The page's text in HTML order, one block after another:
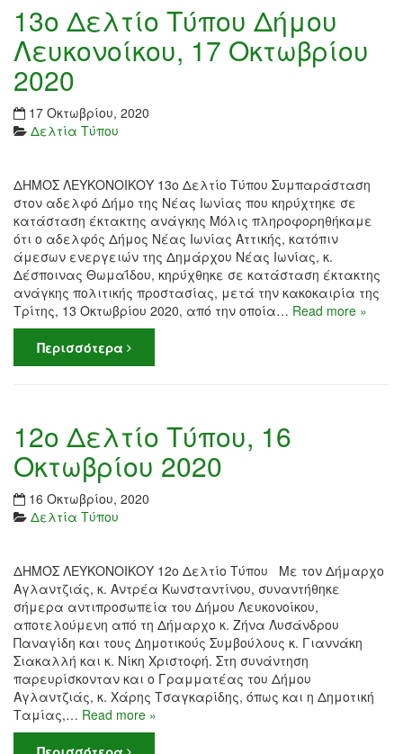
13ο Δελτίο Τύπου Δήμου
Λευκονοίκου, 17 Οκτωβρίου
2020
17 Οκτωβρίου, 2020
Δελτία Τύπου
ΔΗΜΟΣ ΛΕΥΚΟΝΟΙΚΟΥ 13ο Δελτίο Τύπου Συμπαράσταση
στον αδελφό Δήμο της Νέας Ιωνίας που κηρύχτηκε σε
κατάσταση έκτακτης ανάγκης Μόλις πληροφορηθήκαμε
ότι ο αδελφός Δήμος Νέας Ιωνίας Αττικής, κατόπιν
άμεσων ενεργειών της Δημάρχου Νέας Ιωνίας, κ.
Δέσποινας Θωμαΐδου, κηρύχθηκε σε κατάσταση έκτακτης
ανάγκης πολιτικής προστασίας, μετά την κακοκαιρία της
Τρίτης, 13 Οκτωβρίου 2020, από την οποία… Read more »
Περισσότερα
12ο Δελτίο Τύπου, 16
Οκτωβρίου 2020
16 Οκτωβρίου, 2020
Δελτία Τύπου
ΔΗΜΟΣ ΛΕΥΚΟΝΟΙΚΟΥ 12ο Δελτίο Τύπου Με τον Δήμαρχο
Αγλαντζιάς, κ. Αντρέα Κωνσταντίνου, συναντήθηκε
σήμερα αντιπροσωπεία του Δήμου Λευκονοίκου,
αποτελούμενη από τη Δήμαρχο κ. Ζήνα Λυσάνδρου
Παναγίδη και τους Δημοτικούς Συμβούλους κ. Γιαννάκη
Σιακαλλή και κ. Νίκη Χριστοφή. Στη συνάντηση
παρευρίσκονταν και ο Γραμματέας του Δήμου
Αγλαντζιάς, κ. Χάρης Τσαγκαρίδης, όπως και η Δημοτική
Ταμίας,… Read more »